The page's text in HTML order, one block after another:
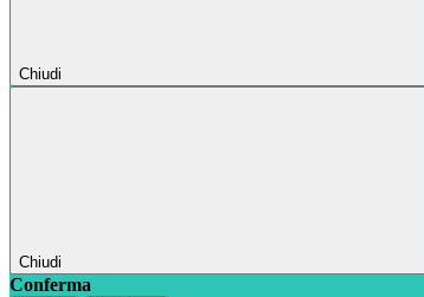
Chiudi
Chiudi
Conferma